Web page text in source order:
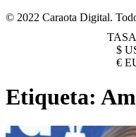
© 2022 Caraota Digital.
$
€
Etiqueta: